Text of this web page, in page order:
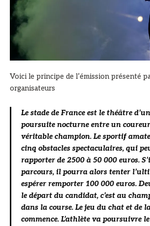
Voici le principe de l’émission présenté
organisateurs
Le stade de France est le théâtre
poursuite nocturne entre un
véritable champion. Le sportif
cinq obstacles spectaculaires, qui
rapporter de 2500 à 50 000 euros.
parcours, il pourra alors tenter
espérer remporter 100 000 euros.
le départ du candidat, c’est au
dans la course. Le jeu du chat et de
commence. L’athlète va poursuivre